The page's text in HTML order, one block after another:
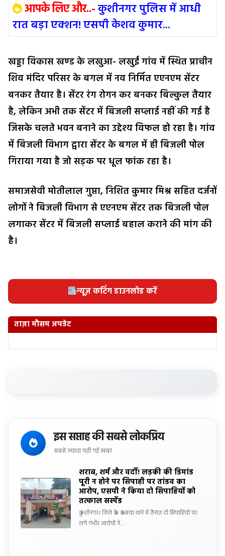
आपके लिए और..-कुशीनगर पुलिस में आधी
रात बड़ा एक्शन! एसपी केशव कुमार...
खड्डा विकास खण्ड के लखुआ- लखुईं गांव में स्थित प्राचीन
शिव मंदिर परिसर के बगल में नव निर्मित एएनएम सेंटर
बनकर तैयार है। सेंटर रंग रोगन कर बनकर बिल्कुल तैयार
है, लेकिन अभी तक सेंटर में बिजली सप्लाई नहीं की गई है
जिसके चलते भवन बनाने का उद्देश्य विफल हो रहा है। गांव
में बिजली विभाग द्वारा सेंटर के बगल में ही बिजली पोल
गिराया गया है जो सड़क पर धूल फांक रहा है।
समाजसेवी मोतीलाल गुप्ता, निशित कुमार मिश्र सहित दर्जनों
लोगों ने बिजली विभाग से एएनएम सेंटर तक बिजली पोल
लगाकर सेंटर में बिजली सप्लाई बहाल कराने की मांग की
है।
न्यूज़ कटिंग डाउनलोड करें
ताज़ा मौसम अपडेट
इस सप्ताह की सबसे लोकप्रिय
सबसे ज्यादा पढ़ी गई खबर
शराब, शर्म और वर्दी! लड़की की डिमांड
पूरी न होने पर सिपाही पर तांडव का
आरोप, एसपी ने किया दो सिपाहियों को
तत्काल सस्पेंड
कुशीनगर। जिले के कसया थाने में तैनात दो सिपाहियों पर
लगे गंभीर आरोपों ने…